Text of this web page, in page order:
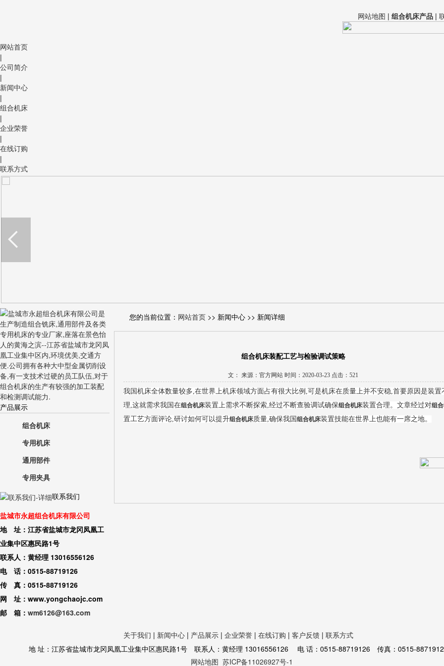
网站地图 | 组合机床产品 |
网站首页
|
公司简介
|
新闻中心
|
组合机床
|
企业荣誉
|
在线订购
|
联系方式
产品展示
组合机床
专用机床
通用部件
专用夹具
联系我们
盐城市永超组合机床有限公司
地 址：江苏省盐城市龙冈凤凰工
业集中区惠民路1号
联系人：黄经理 13016556126
电 话：0515-88719126
传 真：0515-88719126
网 址：www.yongchaojc.com
邮 箱： wm6126@163.com
您的当前位置： 网站首页 >> 新闻中心 >> 新闻详细
组合机床装配工艺与检验调试策略
文： 来源：官方网站 时间：2020-03-23 点击：521
我国机床全体数量较多,在世界上机床领域方面占有很大比例,可是机床在质量上并不安稳,首要原因是装置
理,这就需求我国在组合机床装置上需求不断探索,经过不断查验调试确保组合机床装置合理。文章经过对组
置工艺方面评论,研讨如何可以提升组合机床质量,确保我国 组合机床装置技能在世界上也能有一席之地。
关于我们 | 新闻中心 | 产品展示 | 企业荣誉 | 在线订购 | 客户反馈 | 联系方式
地 址：江苏省盐城市龙冈凤凰工业集中区惠民路1号 联系人：黄经理 13016556126 电 话：0515-88719126 传真：0515-
网站地图 苏ICP备11026927号-1